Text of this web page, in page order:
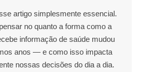
artigo simplesmente essencial.
no quanto a forma como a
informação de saúde mudou
anos — e como isso impacta
nossas decisões do dia a dia.